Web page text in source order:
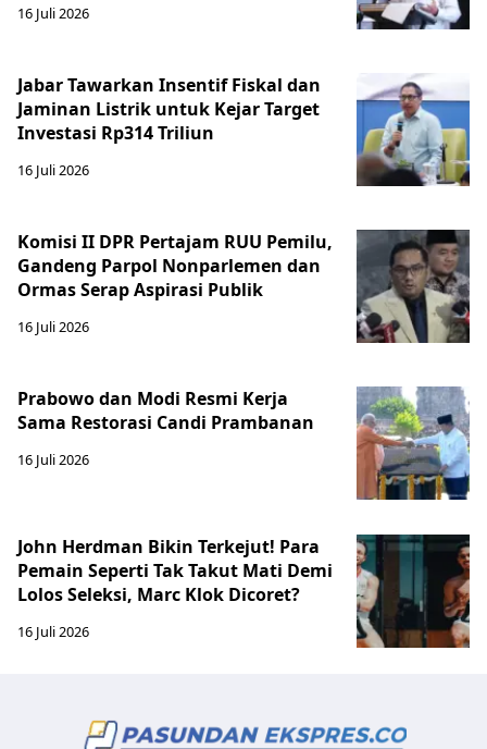
16 Juli 2026
Jabar Tawarkan Insentif Fiskal dan
Jaminan Listrik untuk Kejar Target
Investasi Rp314 Triliun
16 Juli 2026
Komisi II DPR Pertajam RUU Pemilu,
Gandeng Parpol Nonparlemen dan
Ormas Serap Aspirasi Publik
16 Juli 2026
Prabowo dan Modi Resmi Kerja
Sama Restorasi Candi Prambanan
16 Juli 2026
John Herdman Bikin Terkejut! Para
Pemain Seperti Tak Takut Mati Demi
Lolos Seleksi, Marc Klok Dicoret?
16 Juli 2026